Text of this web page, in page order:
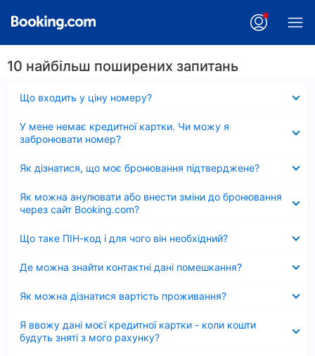
10 найбільш поширених запитань
Що входить у ціну номеру?
У мене немає кредитної картки. Чи можу я
забронювати номер?
Як дізнатися, що моє бронювання підтверджене?
Як можна анулювати або внести зміни до бронювання
через сайт Booking.com?
Що таке ПІН-код і для чого він необхідний?
Де можна знайти контактні дані помешкання?
Як можна дізнатися вартість проживання?
Я ввожу дані моєї кредитної картки - коли кошти
будуть зняті з мого рахунку?